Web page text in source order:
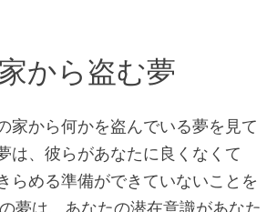
から盗む夢
家から何かを盗んでいる夢を見て
は、彼らがあなたに良くなくて
らめる準備ができていないことを